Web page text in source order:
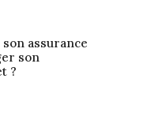
assurance
son
?